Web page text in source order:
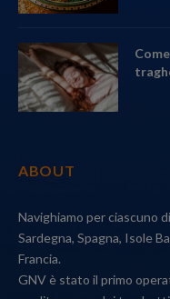
ABOUT
Navighiamo per ciascuno
Sardegna, Spagna, Isole
Francia.
GNV è stato il primo